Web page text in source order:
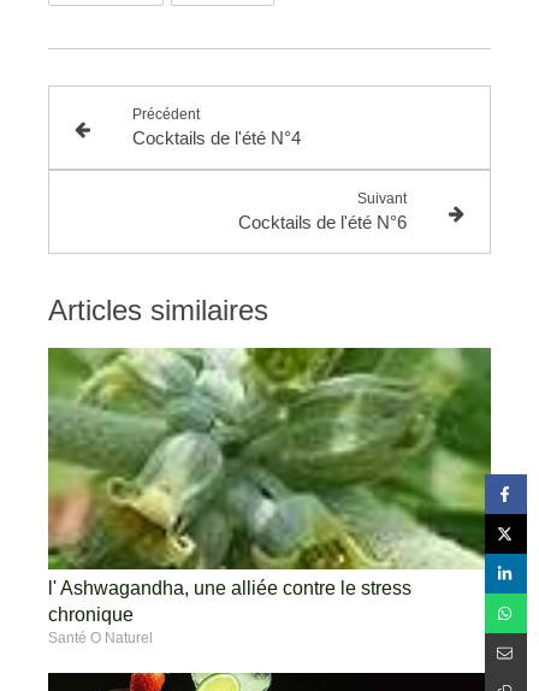
Précédent
Cocktails de l'été N°4
Suivant
Cocktails de l'été N°6
Articles similaires
l' Ashwagandha, une alliée contre le stress
chronique
Santé O Naturel